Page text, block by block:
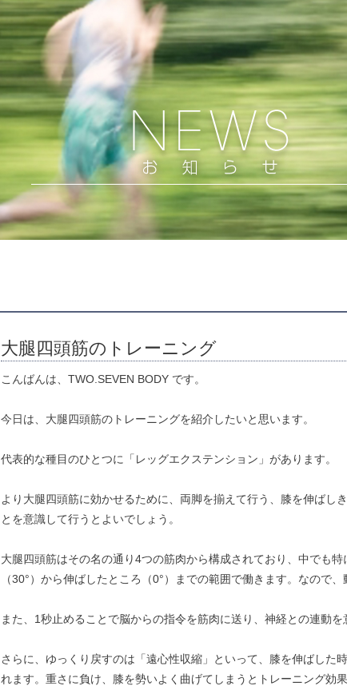
大腿四頭筋のトレーニング
こんばんは、TWO.SEVEN BODY です。
今日は、大腿四頭筋のトレーニングを紹介したいと思います。
代表的な種目のひとつに「レッグエクステンション」があります。
より大腿四頭筋に効かせるために、両脚を揃えて行う、膝を伸ばし
とを意識して行うとよいでしょう。
大腿四頭筋はその名の通り4つの筋肉から構成されており、中でも
（30°）から伸ばしたところ（0°）までの範囲で働きます。なので
また、1秒止めることで脳からの指令を筋肉に送り、神経との連動
さらに、ゆっくり戻すのは「遠心性収縮」といって、膝を伸ばした
れます。重さに負け、膝を勢いよく曲げてしまうとトレーニング効果